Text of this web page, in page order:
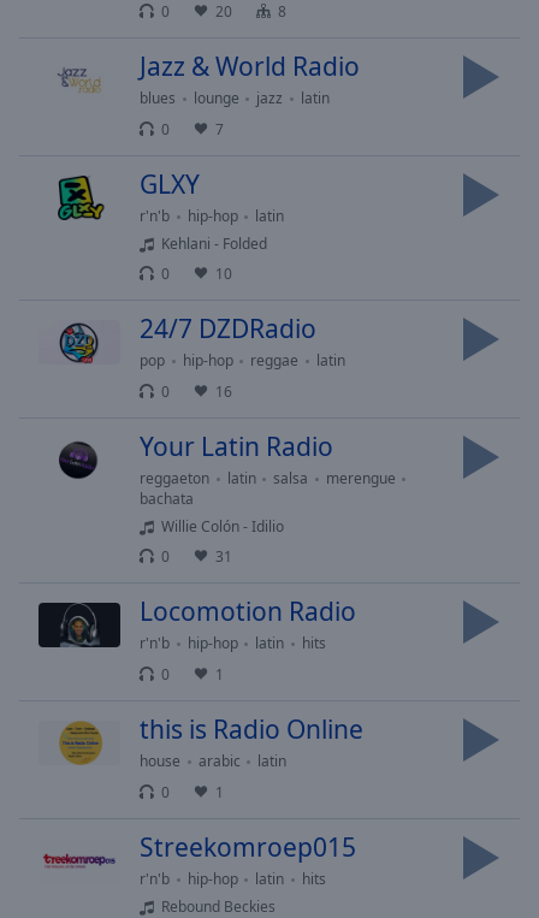
Subtitles
subtitles
settings
selected
Picture
modal
window.
window.
0
20 8
Jazz & World Radio
blues lounge jazz
latin
0
7
GLXY
r'n'b hip-hop
latin
Kehlani - Folded
0
10
24/7 DZDRadio
pop hip-hop reggae
latin
0
16
Your Latin Radio
reggaeton latin salsa
merengue
bachata
Willie Colón - Idilio
0
31
Locomotion Radio
r'n'b hip-hop latin
hits
0
1
this is Radio Online
house arabic
latin
0
1
Streekomroep015
r'n'b hip-hop latin
hits
Rebound Beckies